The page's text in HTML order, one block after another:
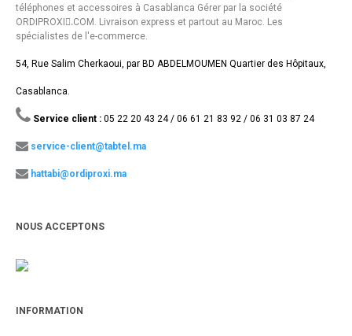
téléphones et accessoires à Casablanca Gérer par la société
ORDIPROXI.ِCOM. Livraison express et partout au Maroc. Les
spécialistes de l'e-commerce.
54, Rue Salim Cherkaoui, par BD ABDELMOUMEN Quartier des Hôpitaux,
Casablanca.
Service client : 05 22 20 43 24 / 06 61 21 83 92 / 06 31 03 87 24
service-client@tabtel.ma
hattabi@ordiproxi.ma
NOUS ACCEPTONS
INFORMATION